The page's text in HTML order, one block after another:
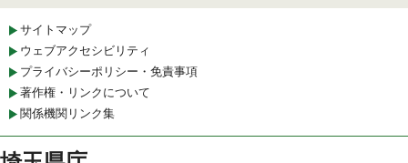
サイトマップ
ウェブアクセシビリティ
プライバシーポリシー・免責事項
著作権・リンクについて
関係機関リンク集